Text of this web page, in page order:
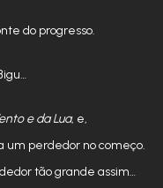
do progresso.
e da Lua, e,
um perdedor no começo.
tão grande assim…